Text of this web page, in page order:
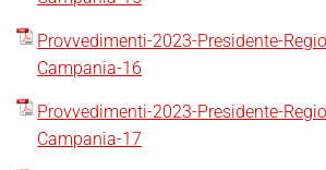
Provvedimenti-2023-Presidente-
Campania-16
Provvedimenti-2023-Presidente-
Campania-17